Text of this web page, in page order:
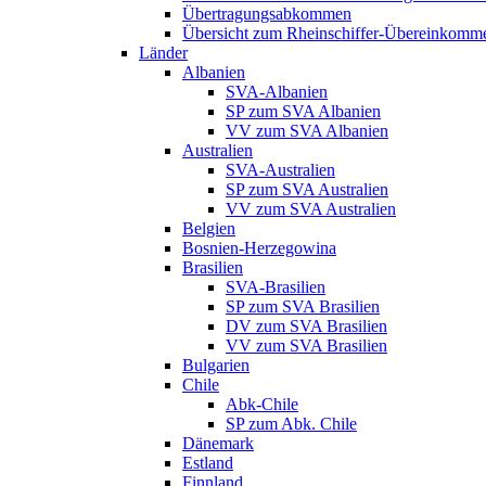
Übertragungsabkommen
Übersicht zum Rheinschiffer-
Länder
Albanien
SVA-Albanien
SP zum SVA Albanien
VV zum SVA Albanien
Australien
SVA-Australien
SP zum SVA Australien
VV zum SVA Australien
Belgien
Bosnien-Herzegowina
Brasilien
SVA-Brasilien
SP zum SVA Brasilien
DV zum SVA Brasilien
VV zum SVA Brasilien
Bulgarien
Chile
Abk-Chile
SP zum Abk. Chile
Dänemark
Estland
Finnland